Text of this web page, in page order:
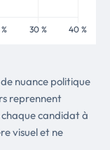
nuance politique
reprennent
candidat à
visuel et ne